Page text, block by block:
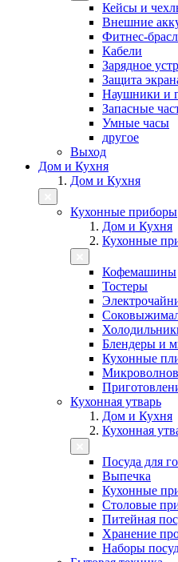
Кейсы и
Внешние
Фитнес-
Кабели
Зарядное
Защита
Наушники и
Запасные
Умные часы
другое
Выход
Дом и Кухня
Дом и Кухня
Кухонные приборы
Дом и Кухня
Кухонные
Кофемашины
Тостеры
Блендеры и
Кухонные
Кухонная утварь
Дом и Кухня
Кухонная
Посуда для
Выпечка
Кухонные
Столовые
Питейная
Хранение
Наборы